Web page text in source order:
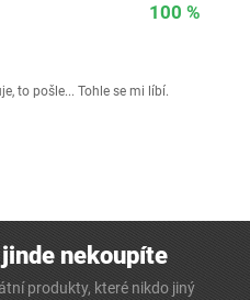
100 %
to pošle... Tohle se mi líbí.
nekoupíte
produkty, které nikdo jiný